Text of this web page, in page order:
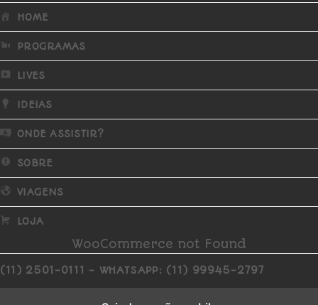
HOME
PROGRAMAS
LIVES
IDEIAS
ONDE ASSISTIR?
SOBRE
VIAGENS
LOJA
WooCommerce not Found
(11) 2501-0111 - WHATSAPP: (11) 99945-2797